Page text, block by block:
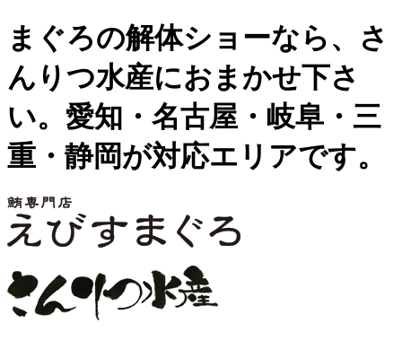
まぐろの解体ショーなら、さ
んりつ水産におまかせ下さ
い。愛知・名古屋・岐阜・三
重・静岡が対応エリアです。